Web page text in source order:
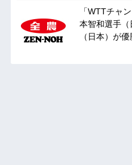
「WTTチャ
本智和選手
（日本）が優